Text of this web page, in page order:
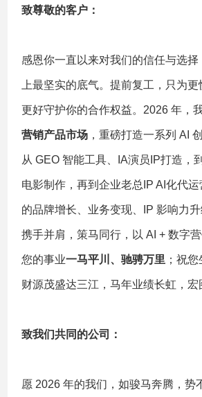
致尊敬的客户：
感恩你一直以来对我们的信任与选择
上最坚实的底气。提前复工，只为更
更好守护你的合作权益。2026 年，
营销产品市场 ，重磅打造一系列 AI
从 GEO 智能工具、IA演员IP打造，
电影制作，再到企业老总IP AI化代
的品牌增长、业务变现、IP 影响力
携手并肩，策马同行，以 AI + 数字
您的事业一马平川、驰骋万里 ；祝
财源茂盛达三江，马年业绩长虹，宏
致我们共同的公司：
愿 2026 年的我们，如骏马奔腾，势